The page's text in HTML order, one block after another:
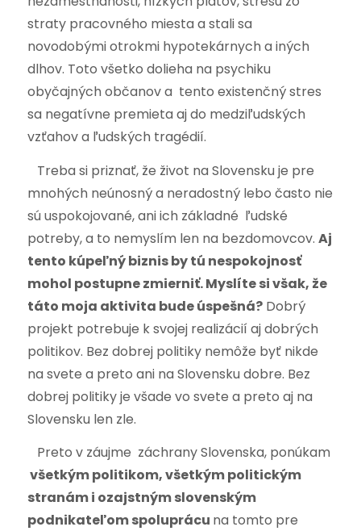
straty pracovného miesta a stali sa
novodobými otrokmi hypotekárnych a iných
dlhov. Toto všetko dolieha na psychiku
obyčajných občanov a tento existenčný stres
sa negatívne premieta aj do medziľudských
vzťahov a ľudských tragédií.
Treba si priznať, že život na Slovensku je pre
mnohých neúnosný a neradostný lebo často nie
sú uspokojované, ani ich základné ľudské
potreby, a to nemyslím len na bezdomovcov. Aj
tento kúpeľný biznis by tú nespokojnosť
mohol postupne zmierniť. Myslíte si však, že
táto moja aktivita bude úspešná?Dobrý
projekt potrebuje k svojej realizácií aj dobrých
politikov. Bez dobrej politiky nemôže byť nikde
na svete a preto ani na Slovensku dobre. Bez
dobrej politiky je všade vo svete a preto aj na
Slovensku len zle.
Preto v záujme záchrany Slovenska, ponúkam
všetkým politikom, všetkým politickým
stranám i ozajstným slovenským
podnikateľom spoluprácu na tomto pre